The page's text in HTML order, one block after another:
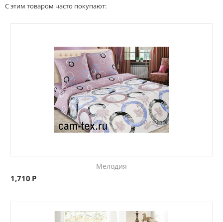
С этим товаром часто покупают:
Мелодия
1,710 Р